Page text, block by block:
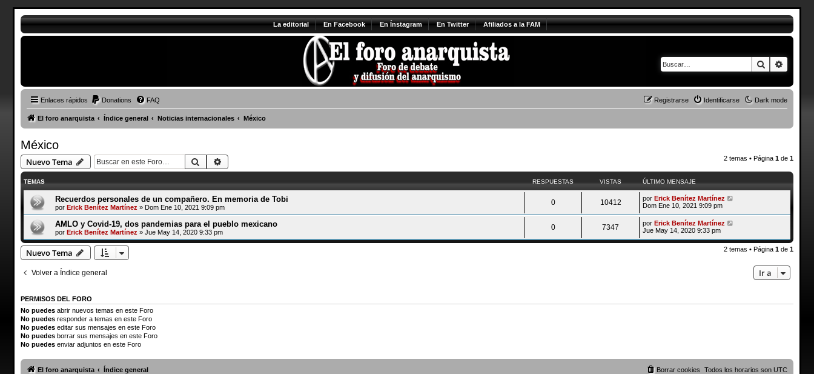
La editorial En Facebook En Ínstagram En Twitter Afiliados a la FAM
Buscar
Enlaces rápidos Dark mode
Donations FAQ Identificarse
Registrarse
El foro anarquista Índice general Noticias internacionales México
México
Nuevo Tema Buscar 2 temas • Página1 de1
TEMAS RESPUESTAS VISTAS ÚLTIMO MENSAJE
Recuerdos personales de un compañero. En memoria de Tobi
por Erick Benítez Martínez » Dom Ene 10, 2021 9:09 pm
0 10412 porErick Benítez Martínez
Dom Ene 10, 2021 9:09 pm
AMLO y Covid-19, dos pandemias para el pueblo mexicano
por Erick Benítez Martínez » Jue May 14, 2020 9:33 pm
0 7347 porErick Benítez Martínez
Jue May 14, 2020 9:33 pm
Nuevo Tema 2 temas • Página1 de1
Volver a Índice general Ir a
PERMISOS DEL FORO
No puedesabrir nuevos temas en este Foro
No puedesresponder a temas en este Foro
No puedeseditar sus mensajes en este Foro
No puedesborrar sus mensajes en este Foro
No puedesenviar adjuntos en este Foro
El foro anarquista Índice general Todos los horarios sonUTC
Borrar cookies